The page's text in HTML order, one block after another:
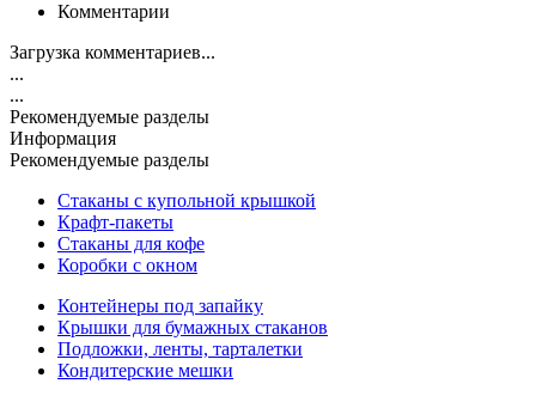
Комментарии
Загрузка комментариев...
...
...
Рекомендуемые разделы
Информация
Рекомендуемые разделы
Стаканы с купольной крышкой
Крафт-пакеты
Стаканы для кофе
Коробки с окном
Контейнеры под запайку
Крышки для бумажных стаканов
Подложки, ленты, тарталетки
Кондитерские мешки